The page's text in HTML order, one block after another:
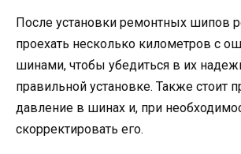
После установки ремонтных шипов
проехать несколько километров с
шинами, чтобы убедиться в их
правильной установке. Также стоит
давление в шинах и, при
скорректировать его.